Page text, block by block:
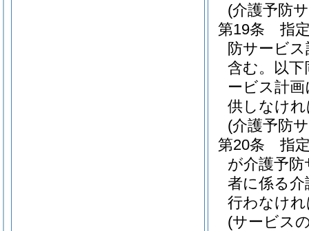
(介護予防
第19条
指
防サービ
含む。以下
ービス計
供しなけ
(介護予防
第20条
指
が介護予
者に係る
行わなけ
(サービス